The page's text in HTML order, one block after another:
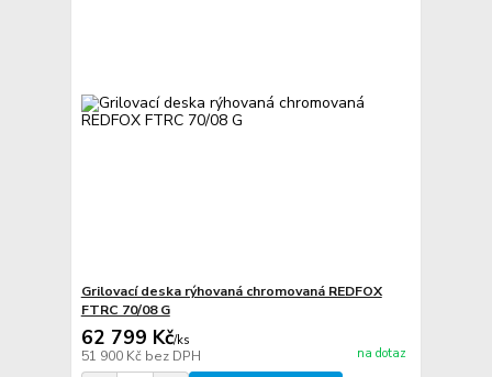
Grilovací deska rýhovaná chromovaná REDFOX
FTRC 70/08 G
62 799 Kč/ks
51 900 Kč bez DPH na dotaz